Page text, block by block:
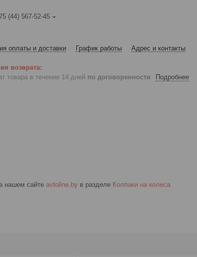
(44) 567-52-45
оплаты и доставки График работы Адрес и контакты
товара в течение 14 дней по договоренности Подробнее
нашем сайте avtoline.by в разделе Колпаки на колеса